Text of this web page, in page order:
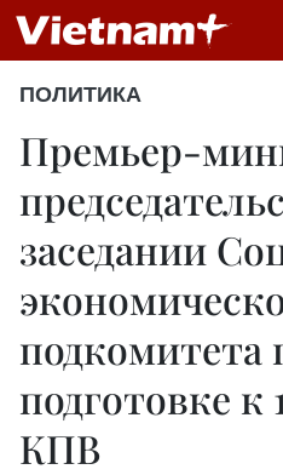
ПОЛИТИКА
Премьер-
заседании
подкомитета
подготовке к
КПВ